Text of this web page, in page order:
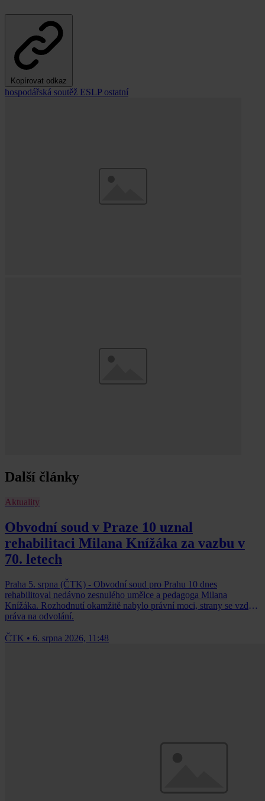
Kopírovat odkaz
hospodářská soutěž ESLP ostatní
Další články
Aktuality
Obvodní soud v Praze 10 uznal
rehabilitaci Milana Knížáka za vazbu v
70. letech
Praha 5. srpna (ČTK) - Obvodní soud pro Prahu 10 dnes
rehabilitoval nedávno zesnulého umělce a pedagoga Milana
Knížáka. Rozhodnutí okamžitě nabylo právní moci, strany se vzdaly
práva na odvolání.
ČTK • 6. srpna 2026, 11:48